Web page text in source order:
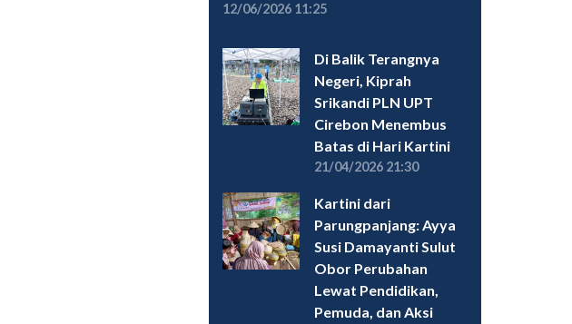
12/06/2026 11:25
Di Balik Terangnya
Negeri, Kiprah
Srikandi PLN UPT
Cirebon Menembus
Batas di Hari Kartini
21/04/2026 21:30
Kartini dari
Parungpanjang: Ayya
Susi Damayanti Sulut
Obor Perubahan
Lewat Pendidikan,
Pemuda, dan Aksi